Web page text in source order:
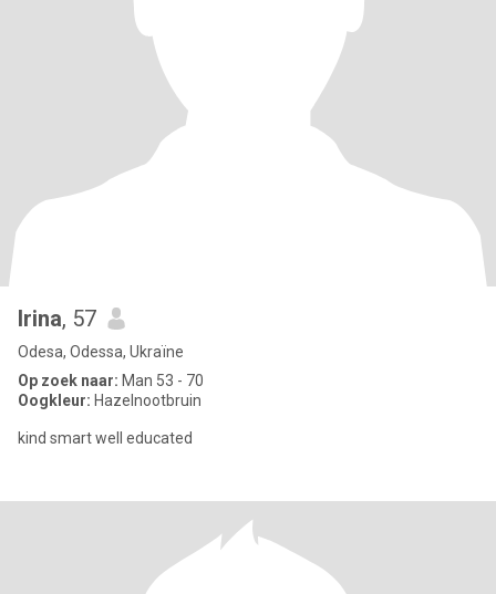
Irina, 57
Odesa, Odessa, Ukraïne
Op zoek naar: Man 53 - 70
Oogkleur: Hazelnootbruin
kind smart well educated